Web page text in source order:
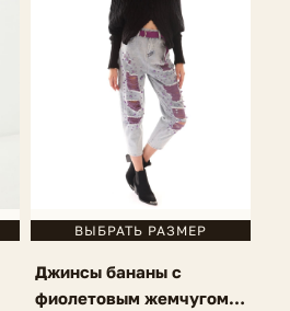
ВЫБРАТЬ РАЗМЕР
Джинсы бананы с
фиолетовым жемчугом